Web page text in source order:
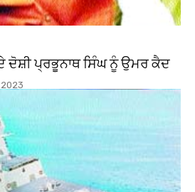
ਦੋਸ਼ੀ ਪ੍ਰਭੂਨਾਥ ਸਿੰਘ ਨੂੰ ਉਮਰ ਕੈਦ